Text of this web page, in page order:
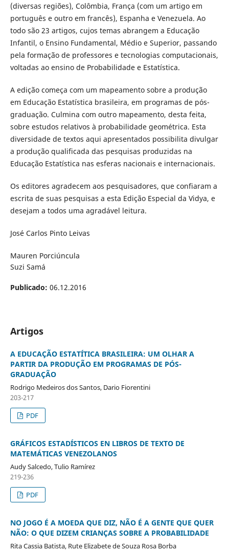
(diversas regiões), Colômbia, França (com um artigo em
português e outro em francês), Espanha e Venezuela. Ao
todo são 23 artigos, cujos temas abrangem a Educação
Infantil, o Ensino Fundamental, Médio e Superior, passando
pela formação de professores e tecnologias computacionais,
voltadas ao ensino de Probabilidade e Estatística.
A edição começa com um mapeamento sobre a produção
em Educação Estatística brasileira, em programas de pós-
graduação. Culmina com outro mapeamento, desta feita,
sobre estudos relativos à probabilidade geométrica. Esta
diversidade de textos aqui apresentados possibilita divulgar
a produção qualificada das pesquisas produzidas na
Educação Estatística nas esferas nacionais e internacionais.
Os editores agradecem aos pesquisadores, que confiaram a
escrita de suas pesquisas a esta Edição Especial da Vidya, e
desejam a todos uma agradável leitura.
José Carlos Pinto Leivas
Mauren Porciúncula
Suzi Samá
Publicado: 06.12.2016
Artigos
A EDUCAÇÃO ESTATÍTICA BRASILEIRA: UM OLHAR A
PARTIR DA PRODUÇÃO EM PROGRAMAS DE PÓS-
GRADUAÇÃO
Rodrigo Medeiros dos Santos, Dario Fiorentini
203-217
PDF
GRÁFICOS ESTADÍSTICOS EN LIBROS DE TEXTO DE
MATEMÁTICAS VENEZOLANOS
Audy Salcedo, Tulio Ramírez
219-236
PDF
NO JOGO É A MOEDA QUE DIZ, NÃO É A GENTE QUE QUER
NÃO: O QUE DIZEM CRIANÇAS SOBRE A PROBABILIDADE
Rita Cassia Batista, Rute Elizabete de Souza Rosa Borba